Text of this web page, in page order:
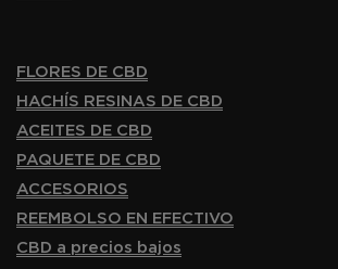
FLORES DE CBD
HACHÍS RESINAS DE CBD
ACEITES DE CBD
PAQUETE DE CBD
ACCESORIOS
REEMBOLSO EN EFECTIVO
CBD a precios bajos